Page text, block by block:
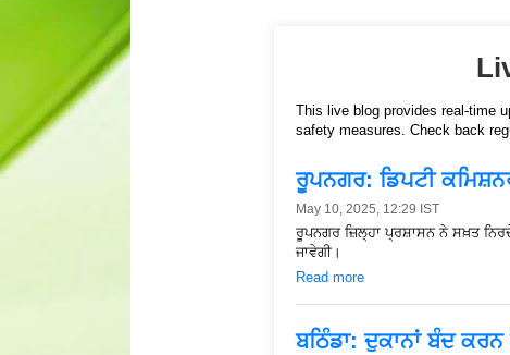
This live blog provides real-time
safety measures. Check back
ਰੂਪਨਗਰ: ਡਿਪਟੀ
May 10, 2025, 12:29 IST
ਰੂਪਨਗਰ ਜ਼ਿਲ੍ਹਾ ਪ੍ਰਸ਼ਾਸਨ ਨੇ ਸਖ਼ਤ
ਜਾਵੇਗੀ।
Read more
ਬਠਿੰਡਾ: ਦੁਕਾਨਾਂ ਬੰਦ